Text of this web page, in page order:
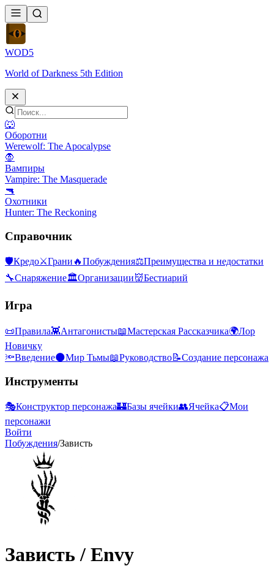
WOD5
World of Darkness 5th Edition
🐺
Оборотни
Werewolf: The Apocalypse
🧛
Вампиры
Vampire: The Masquerade
🔫
Охотники
Hunter: The Reckoning
Справочник
🛡Кредо⚔Грани 🔥Побуждения⚖️Преимущества и недостатки
🔧Снаряжение🏛Организации👹Бестиарий
Игра
📜Правила👾Антагонисты📖Мастерская Рассказчика🌍Лор
Новичку
🔦Введение🌑Мир Тьмы📖Руководство📝Создание персонажа
Инструменты
🎭Конструктор персонажа🏰Базы ячейки👥Ячейка📋Мои
персонажи
Войти
Побуждения/Зависть
Зависть / Envy